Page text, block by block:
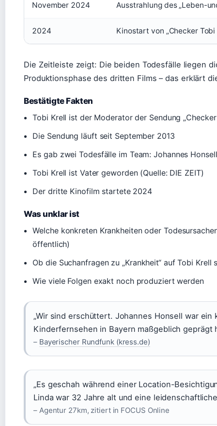
November 2024 Ausstrahlung des „Leben-
2024 Kinostart von „Checker
Die Zeitleiste zeigt: Die beiden Todesfälle liegen
Produktionsphase des dritten Films – das erklärt
Bestätigte Fakten
Tobi Krell ist der Moderator der Sendung „Checker
Die Sendung läuft seit September 2013
Es gab zwei Todesfälle im Team: Johannes
Tobi Krell ist Vater geworden (Quelle: DIE ZEIT)
Der dritte Kinofilm startete 2024
Was unklar ist
Welche konkreten Krankheiten oder
öffentlich)
Ob die Suchanfragen zu „Krankheit“ auf Tobi
Wie viele Folgen exakt noch produziert werden
„Wir sind erschüttert. Johannes Honsell war ein
Kinderfernsehen in Bayern maßgeblich geprägt
– Bayerischer Rundfunk (kress.de)
„Es geschah während einer Location-
Linda war 32 Jahre alt und eine
– Agentur 27km, zitiert in FOCUS Online